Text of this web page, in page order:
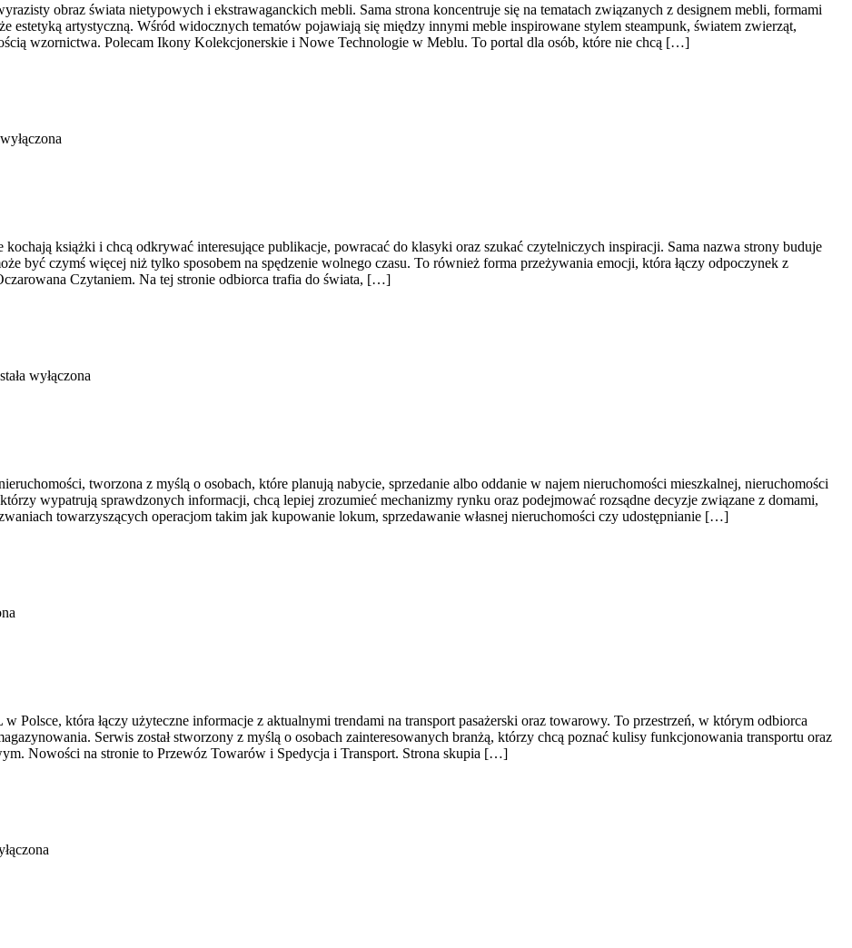
obraz świata nietypowych i ekstrawaganckich mebli. Sama strona koncentruje się na tematach związanych z designem mebli, formami
estetyką artystyczną. Wśród widocznych tematów pojawiają się między innymi meble inspirowane stylem steampunk, światem zwierząt,
wzornictwa. Polecam Ikony Kolekcjonerskie i Nowe Technologie w Meblu. To portal dla osób, które nie chcą […]
książki i chcą odkrywać interesujące publikacje, powracać do klasyki oraz szukać czytelniczych inspiracji. Sama nazwa strony buduje
być czymś więcej niż tylko sposobem na spędzenie wolnego czasu. To również forma przeżywania emocji, która łączy odpoczynek z
Czytaniem. Na tej stronie odbiorca trafia do świata, […]
wyłączona
tworzona z myślą o osobach, które planują nabycie, sprzedanie albo oddanie w najem nieruchomości mieszkalnej, nieruchomości
wypatrują sprawdzonych informacji, chcą lepiej zrozumieć mechanizmy rynku oraz podejmować rozsądne decyzje związane z domami,
towarzyszących operacjom takim jak kupowanie lokum, sprzedawanie własnej nieruchomości czy udostępnianie […]
Polsce, która łączy użyteczne informacje z aktualnymi trendami na transport pasażerski oraz towarowy. To przestrzeń, w którym odbiorca
Serwis został stworzony z myślą o osobach zainteresowanych branżą, którzy chcą poznać kulisy funkcjonowania transportu oraz
Nowości na stronie to Przewóz Towarów i Spedycja i Transport. Strona skupia […]